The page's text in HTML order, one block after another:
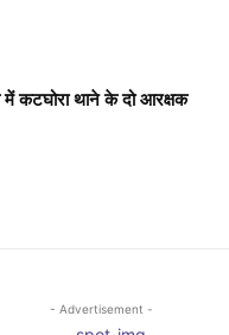
कटघोरा थाने के दो आरक्षक
- Advertisement -